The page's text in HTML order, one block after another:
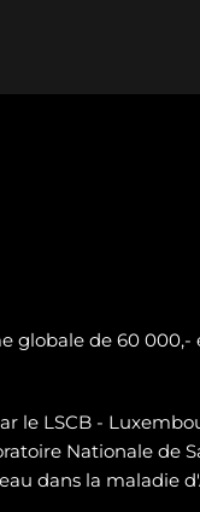
globale de 60
le LSCB -
Nationale de
dans la maladie